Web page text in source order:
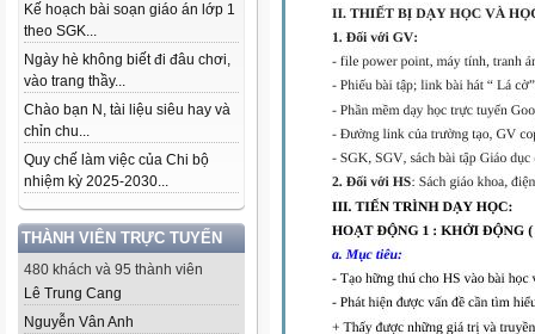
Kế hoạch bài soạn giáo án lớp 1
theo SGK...
Ngày hè không biết đi đâu chơi,
vào trang thầy...
Chào bạn N, tài liệu siêu hay và
chỉn chu...
Quy chế làm việc của Chi bộ
nhiệm kỳ 2025-2030...
THÀNH VIÊN TRỰC TUYẾN
480 khách và 95 thành viên
Lê Trung Cang
Nguyễn Vân Anh